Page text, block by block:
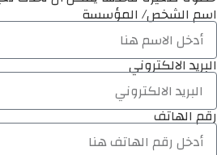
اسم الشخص/ المؤسسة
البريد الالكتروني
رقم الهاتف